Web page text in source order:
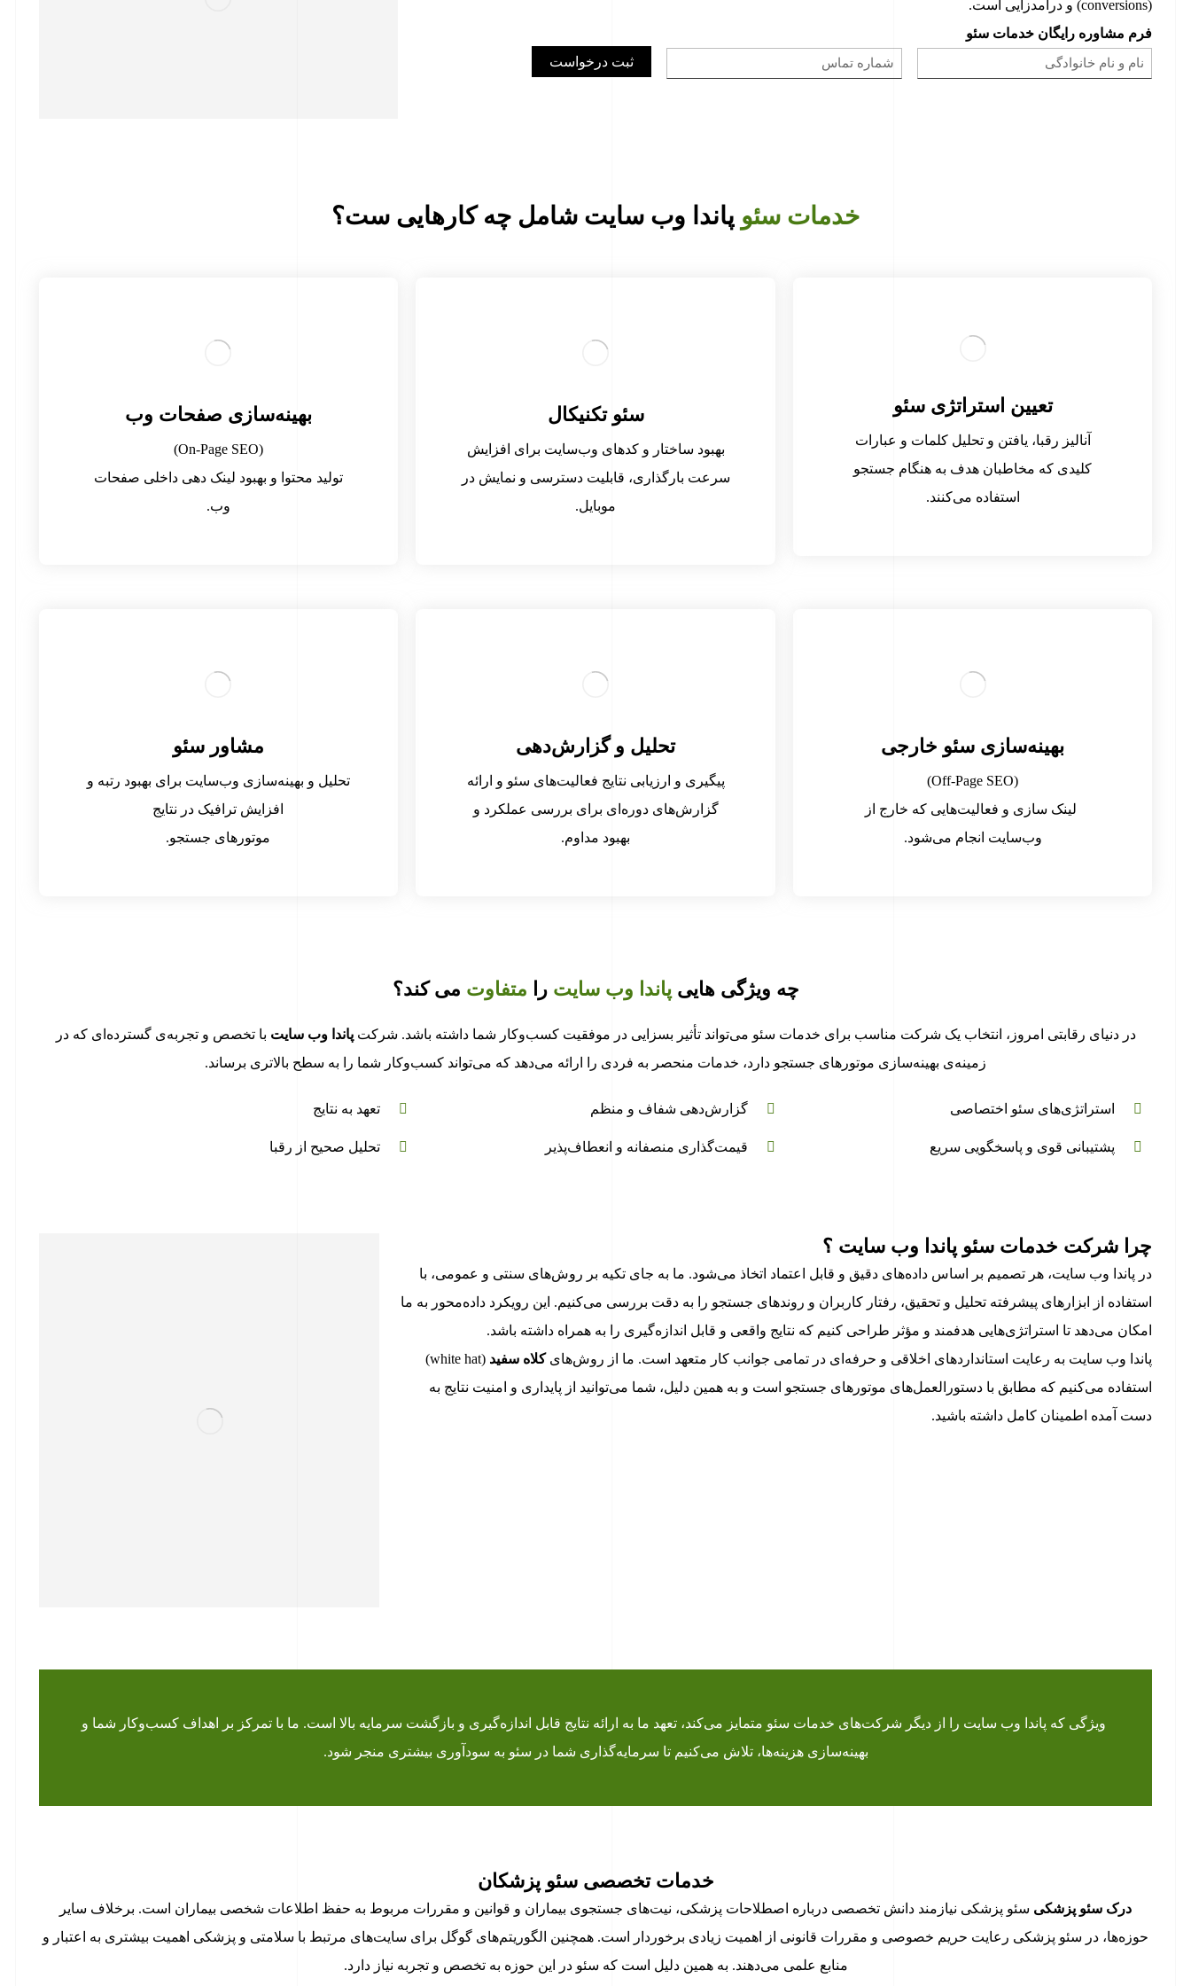
(conversions) و درآمدزایی است.
فرم مشاوره رایگان خدمات سئو
خدمات سئو پاندا وب سایت شامل چه کارهایی ست؟
تعیین استراتژی سئو
آنالیز رقبا، یافتن و تحلیل کلمات و عبارات
کلیدی که مخاطبان هدف به هنگام جستجو
استفاده می‌کنند.
سئو تکنیکال
بهبود ساختار و کدهای وب‌سایت برای افزایش
سرعت بارگذاری، قابلیت دسترسی و نمایش در
موبایل.
بهینه‌سازی صفحات وب
(On-Page SEO)
تولید محتوا و بهبود لینک دهی داخلی صفحات
وب.
بهینه‌سازی سئو خارجی
(Off-Page SEO)
لینک سازی و فعالیت‌هایی که خارج از
وب‌سایت انجام می‌شود.
تحلیل و گزارش‌دهی
پیگیری و ارزیابی نتایج فعالیت‌های سئو و ارائه
گزارش‌های دوره‌ای برای بررسی عملکرد و
بهبود مداوم.
مشاور سئو
تحلیل و بهینه‌سازی وب‌سایت برای بهبود رتبه و
افزایش ترافیک در نتایج
موتورهای جستجو.
چه ویژگی هایی پاندا وب سایترا متفاوت می کند؟
در دنیای رقابتی امروز، انتخاب یک شرکت مناسب برای خدمات سئو می‌تواند تأثیر بسزایی در موفقیت کسب‌وکار شما داشته باشد. شرکتپاندا وب سایت با تخصص و تجربه‌ی گسترده‌ای که در
زمینه‌ی بهینه‌سازی موتورهای جستجو دارد، خدمات منحصر به فردی را ارائه می‌دهد که می‌تواند کسب‌وکار شما را به سطح بالاتری برساند.
استراتژی‌های سئو اختصاصی گزارش‌دهی شفاف و منظم تعهد به نتایج
پشتیبانی قوی و پاسخگویی سریع قیمت‌گذاری منصفانه و انعطاف‌پذیر تحلیل صحیح از رقبا
چرا شرکت خدمات سئو پاندا وب سایت ؟
در پاندا وب سایت، هر تصمیم بر اساس داده‌های دقیق و قابل اعتماد اتخاذ می‌شود. ما به جای تکیه بر روش‌های سنتی و عمومی، با
استفاده از ابزارهای پیشرفته تحلیل و تحقیق، رفتار کاربران و روندهای جستجو را به دقت بررسی می‌کنیم. این رویکرد داده‌محور به ما
امکان می‌دهد تا استراتژی‌هایی هدفمند و مؤثر طراحی کنیم که نتایج واقعی و قابل اندازه‌گیری را به همراه داشته باشد.
پاندا وب سایت به رعایت استانداردهای اخلاقی و حرفه‌ای در تمامی جوانب کار متعهد است. ما از روش‌هایکلاه سفید
(white hat)
استفاده می‌کنیم که مطابق با دستورالعمل‌های موتورهای جستجو است و به همین دلیل، شما می‌توانید از پایداری و امنیت نتایج به
دست آمده اطمینان کامل داشته باشید.
ویژگی که پاندا وب سایت را از دیگر شرکت‌های خدمات سئو متمایز می‌کند، تعهد ما به ارائه نتایج قابل اندازه‌گیری و بازگشت سرمایه بالا است. ما با تمرکز بر اهداف کسب‌وکار شما و
بهینه‌سازی هزینه‌ها، تلاش می‌کنیم تا سرمایه‌گذاری شما در سئو به سودآوری بیشتری منجر شود.
خدمات تخصصی سئو پزشکان
درک سئو پزشکی سئو پزشکی نیازمند دانش تخصصی درباره اصطلاحات پزشکی، نیت‌های جستجوی بیماران و قوانین و مقررات مربوط به حفظ اطلاعات شخصی بیماران است. برخلاف سایر
حوزه‌ها، در سئو پزشکی رعایت حریم خصوصی و مقررات قانونی از اهمیت زیادی برخوردار است. همچنین الگوریتم‌های گوگل برای سایت‌های مرتبط با سلامتی و پزشکی اهمیت بیشتری به اعتبار و
منابع علمی می‌دهند. به همین دلیل است که سئو در این حوزه به تخصص و تجربه نیاز دارد.